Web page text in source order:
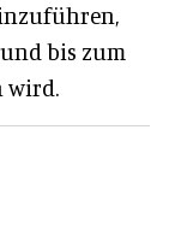
bis zum
wird.